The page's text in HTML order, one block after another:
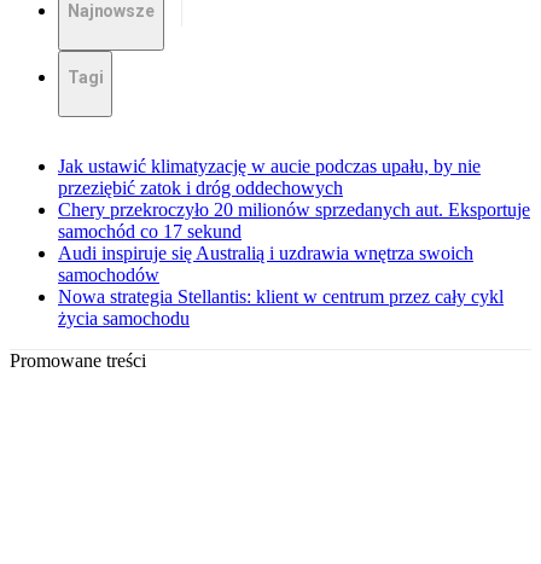
Najnowsze
Tagi
Jak ustawić klimatyzację w aucie podczas upału, by nie
przeziębić zatok i dróg oddechowych
Chery przekroczyło 20 milionów sprzedanych aut. Eksportuje
samochód co 17 sekund
Audi inspiruje się Australią i uzdrawia wnętrza swoich
samochodów
Nowa strategia Stellantis: klient w centrum przez cały cykl
życia samochodu
Promowane treści